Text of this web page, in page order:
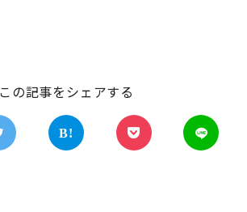
この記事をシェアする